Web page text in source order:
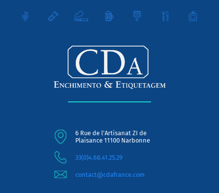
6 Rue de l'Artisanat ZI de
Plaisance 11100 Narbonne
33(0)4.68.41.25.29
contact@cdafrance.com